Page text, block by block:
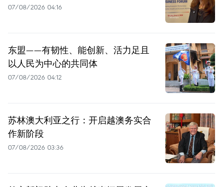
07/08/2026 04:16
东盟——有韧性、能创新、活力足且
以人民为中心的共同体
07/08/2026 04:12
苏林澳大利亚之行：开启越澳务实合
作新阶段
07/08/2026 03:36